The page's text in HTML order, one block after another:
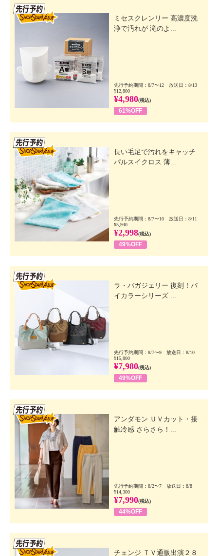
ミセスクレンリー 高濃度洗
浄で汚れが 滝のよ...
先行予約期間：8/7〜12 放送日：8/13
¥12,800
¥4,980(税込)
61%OFF
長い毛足で汚れをキャッチ
パルスイクロス 薄...
先行予約期間：8/7〜10 放送日：8/11
¥5,940
¥2,998(税込)
49%OFF
ラ・バガジェリー 復刻！バ
イカラーシリーズ ...
先行予約期間：8/7〜9 放送日：8/10
¥15,800
¥7,980(税込)
49%OFF
アンダモン ＵＶカット・接
触冷感 さらさら！...
先行予約期間：8/2〜7 放送日：8/8
¥14,300
¥7,990(税込)
44%OFF
チェンジ ＴＶ通販出演２８